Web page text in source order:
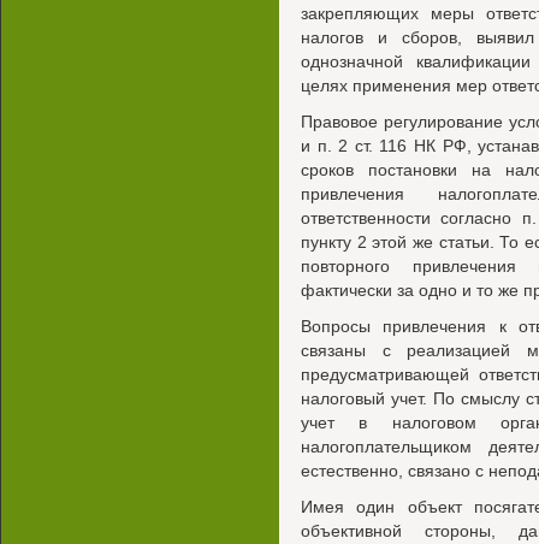
закрепляющих меры
налогов и сборов, выявил
однозначной
целях применения мер
Правовое регулирование
и п. 2 ст. 116 НК РФ,
сроков постановки на
привлечения
ответственности
пункту 2 этой же статьи. То
повторного привлечения
фактически за одно и то же
Вопросы привлечения к
связаны с
предусматривающей
налоговый учет. По смыслу
учет в налоговом
налогоплательщиком
естественно, связано с
Имея один объект
объективной стороны,